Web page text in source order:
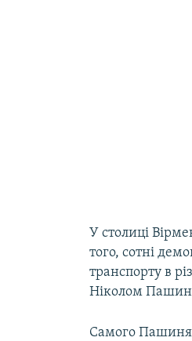
У столиці
того, сотні
транспорту в
Ніколом
Самого